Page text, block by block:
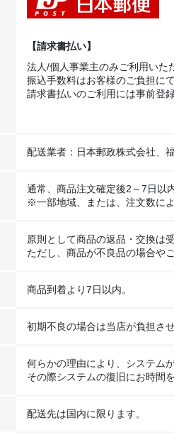
【請求書払い】
法人/個人事業主のみご利用いた
振込手数料はお客様のご負担に
請求書払いのご利用には事前登
配送業者：日本郵政株式会社、
通常、商品注文確定後2～7日以
※一部地域、または、注文数に
原則として商品の返品・交換は
ただし、商品が不良品の場合や
商品到着より7日以内。
初期不良の場合は当店が負担さ
何らかの理由により、システム
その際システムの復旧にお時間
配送先は国内に限ります。